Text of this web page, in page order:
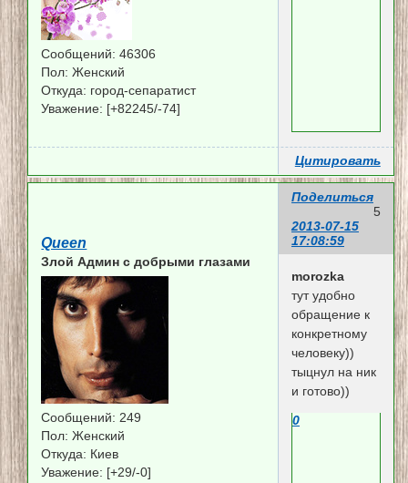
Сообщений: 46306
Пол: Женский
Откуда: город-сепаратист
Уважение: [+82245/-74]
Цитировать
Поделиться
5
2013-07-15
17:08:59
Queen
Злой Админ c добрыми глазами
Сообщений: 249
Пол: Женский
Откуда: Киев
Уважение: [+29/-0]
morozka
тут удобно
обращение к
конкретному
человеку))
тыцнул на ник
и готово))
0